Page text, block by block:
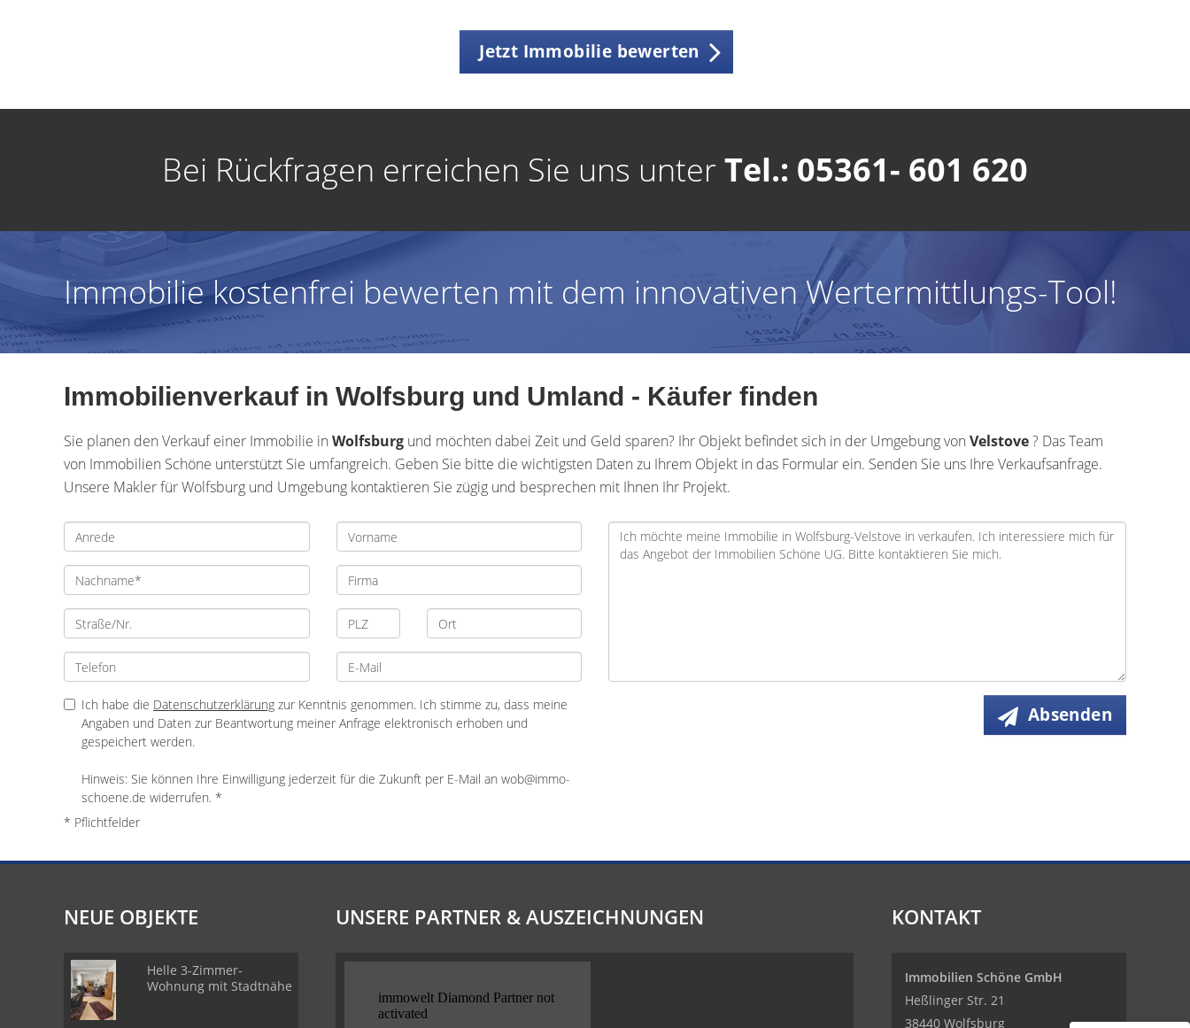
Jetzt Immobilie bewerten
Bei Rückfragen erreichen Sie uns unterTel.: 05361- 601 620
Immobilie kostenfrei bewerten mit dem innovativen Wertermittlungs-Tool!
Immobilienverkauf in Wolfsburg und Umland - Käufer finden
Sie planen den Verkauf einer Immobilie in Wolfsburg und möchten dabei Zeit und Geld sparen? Ihr Objekt befindet sich in der Umgebung von Velstove? Das Team
von Immobilien Schöne unterstützt Sie umfangreich. Geben Sie bitte die wichtigsten Daten zu Ihrem Objekt in das Formular ein. Senden Sie uns Ihre Verkaufsanfrage.
Unsere Makler für Wolfsburg und Umgebung kontaktieren Sie zügig und besprechen mit Ihnen Ihr Projekt.
Ich habe die Datenschutzerklärung zur Kenntnis genommen. Ich stimme zu, dass meine
Angaben und Daten zur Beantwortung meiner Anfrage elektronisch erhoben und
gespeichert werden.
Hinweis: Sie können Ihre Einwilligung jederzeit für die Zukunft per E-Mail an wob@immo-
schoene.de widerrufen. *
* Pflichtfelder
Absenden
NEUE OBJEKTE
Helle 3-Zimmer-
Wohnung mit Stadtnähe
UNSERE PARTNER & AUSZEICHNUNGEN KONTAKT
Immobilien Schöne GmbH
Heßlinger Str. 21
38440 Wolfsburg